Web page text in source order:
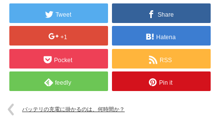
Tweet Share
+1 Hatena
Pocket RSS
feedly Pin it
バッテリの充電に掛かるのは、何時間か？